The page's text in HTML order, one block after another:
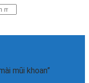
mũi khoan”